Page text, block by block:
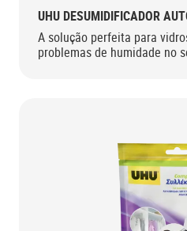
UHU DESUMIDIFICADOR
A solução perfeita para
problemas de humidade no